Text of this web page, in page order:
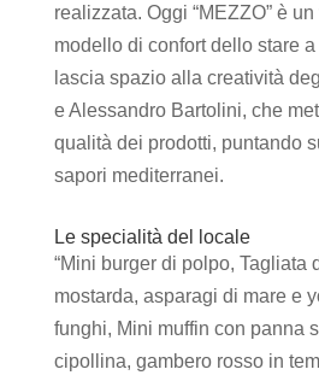
realizzata. Oggi “MEZZO” è
modello di confort dello stare
lascia spazio alla creatività
e Alessandro Bartolini, che
qualità dei prodotti, puntando
sapori mediterranei.
Le specialità del locale
“Mini burger di polpo, Tagliata
mostarda, asparagi di mare e
funghi, Mini muffin con panna
cipollina, gambero rosso in